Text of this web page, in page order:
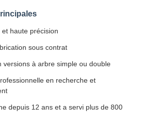
haute précision
sous contrat
versions à arbre simple ou double
en recherche et
depuis 12 ans et a servi plus de 800